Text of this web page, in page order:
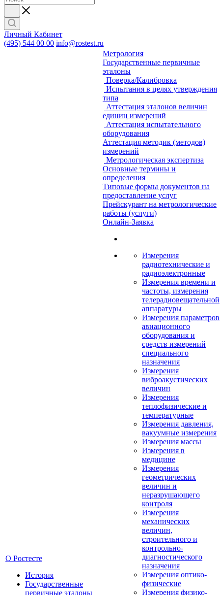
Личный Кабинет
(495) 544 00 00 info@rostest.ru
О Ростесте
История
Государственные
первичные эталоны
Метрология
Государственные первичные
эталоны
Поверка/Калибровка
Испытания в целях утверждения
типа
Аттестация эталонов величин
единиц измерений
Аттестация испытательного
оборудования
Аттестация методик (методов)
измерений
Метрологическая экспертиза
Основные термины и
определения
Типовые формы документов на
предоставление услуг
Прейскурант на метрологические
работы (услуги)
Онлайн-Заявка
Измерения
радиотехнические и
радиоэлектронные
Измерения времени и
частоты, измерения
телерадиовещательной
аппаратуры
Измерения параметров
авиационного
оборудования и
средств измерений
специального
назначения
Измерения
виброакустических
величин
Измерения
теплофизические и
температурные
Измерения давления,
вакуумные измерения
Измерения массы
Измерения в
медицине
Измерения
геометрических
величин и
неразрушающего
контроля
Измерения
механических
величин,
строительного и
контрольно-
диагностического
назначения
Измерения оптико-
физические
Измерения физико-